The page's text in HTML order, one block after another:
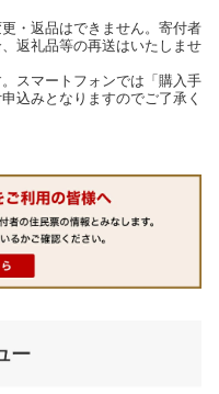
・返品はできません。寄付者
返礼品等の再送はいたしませ
スマートフォンでは「購入手
込みとなりますのでご了承く